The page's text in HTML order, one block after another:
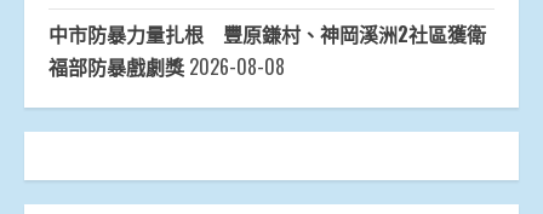
中市防暴力量扎根 豐原鎌村、神岡溪洲2社區獲衛
福部防暴戲劇獎 2026-08-08